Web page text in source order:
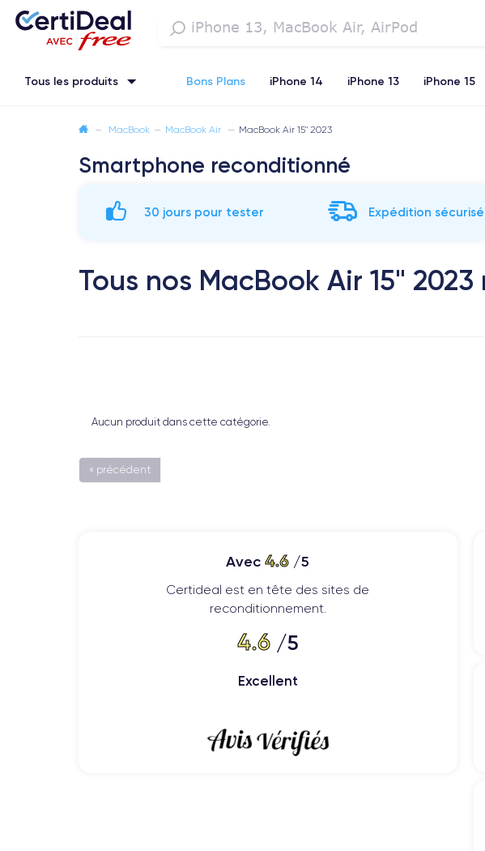
Tous les produits Bons Plans iPhone 14 iPhone 13 iPhone 15
iPhone SE 3 (2022) iPhone 12 Pro Max iPhone 13 Pro Max
— MacBook — MacBook Air — MacBook Air 15" 2023
Smartphone reconditionné
30 jours pour tester Expédition
Tous nos MacBook Air 15"
Aucun produit dans cette catégorie.
« précédent
Avec4.6 /5
Certideal est en tête des sites de
reconditionnement.
4.6/5
Excellent